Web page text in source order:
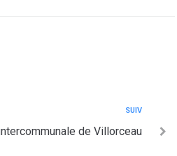
SUIV
de Villorceau